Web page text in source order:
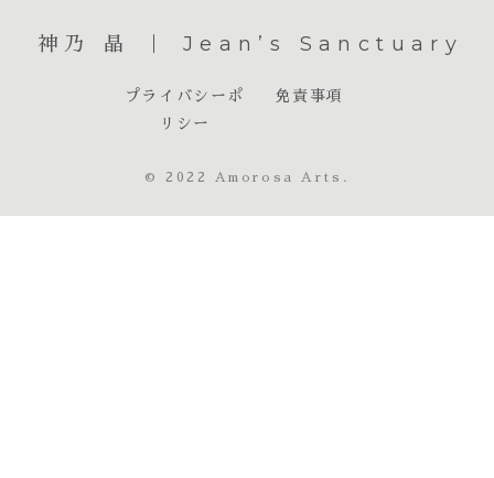
神乃 晶 ｜ Jean’s Sanctuary
プライバシーポ
リシー
免責事項
© 2022 Amorosa Arts.